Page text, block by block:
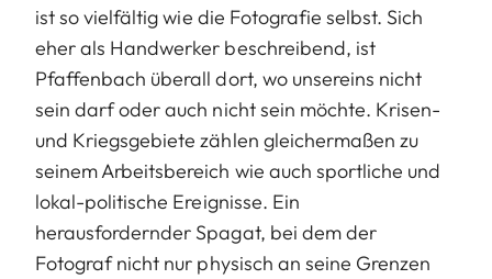
ist so vielfältig wie die Fotografie selbst. Sich
eher als Handwerker beschreibend, ist
Pfaffenbach überall dort, wo unsereins nicht
sein darf oder auch nicht sein möchte. Krisen-
und Kriegsgebiete zählen gleichermaßen zu
seinem Arbeitsbereich wie auch sportliche und
lokal-politische Ereignisse. Ein
herausfordernder Spagat, bei dem der
Fotograf nicht nur physisch an seine Grenzen